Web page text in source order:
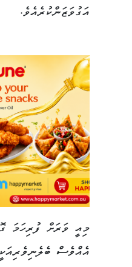
އަގުވަޒަންކުރެއެވެ.
މިއީ ވަރަށް ފުރިހަމަ
އެއްވެސް